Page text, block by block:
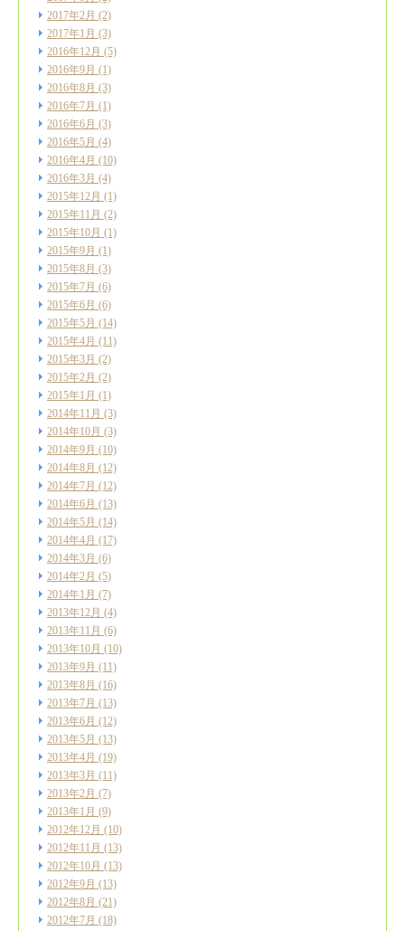
2017年2月 (2)
2017年1月 (3)
2016年12月 (5)
2016年9月 (1)
2016年8月 (3)
2016年7月 (1)
2016年6月 (3)
2016年5月 (4)
2016年4月 (10)
2016年3月 (4)
2015年12月 (1)
2015年11月 (2)
2015年10月 (1)
2015年9月 (1)
2015年8月 (3)
2015年7月 (6)
2015年6月 (6)
2015年5月 (14)
2015年4月 (11)
2015年3月 (2)
2015年2月 (2)
2015年1月 (1)
2014年11月 (3)
2014年10月 (3)
2014年9月 (10)
2014年8月 (12)
2014年7月 (12)
2014年6月 (13)
2014年5月 (14)
2014年4月 (17)
2014年3月 (6)
2014年2月 (5)
2014年1月 (7)
2013年12月 (4)
2013年11月 (6)
2013年10月 (10)
2013年9月 (11)
2013年8月 (16)
2013年7月 (13)
2013年6月 (12)
2013年5月 (13)
2013年4月 (19)
2013年3月 (11)
2013年2月 (7)
2013年1月 (9)
2012年12月 (10)
2012年11月 (13)
2012年10月 (13)
2012年9月 (13)
2012年8月 (21)
2012年7月 (18)